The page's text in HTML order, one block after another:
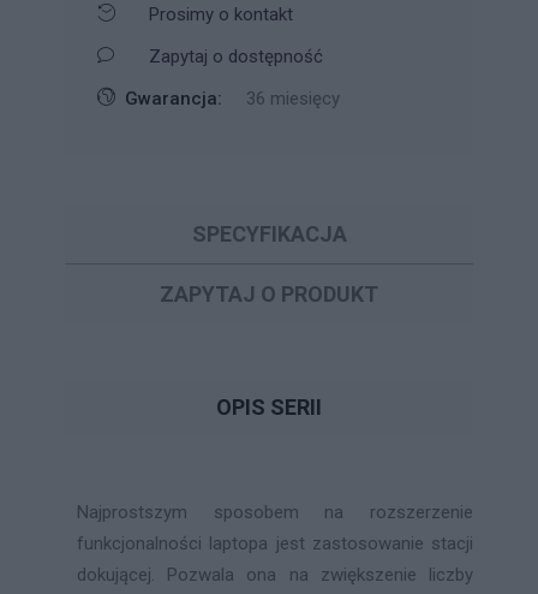
Prosimy o kontakt
Zapytaj o dostępność
Gwarancja:
36 miesięcy
SPECYFIKACJA
ZAPYTAJ O PRODUKT
OPIS SERII
Najprostszym sposobem na rozszerzenie
funkcjonalności laptopa jest zastosowanie stacji
dokującej. Pozwala ona na zwiększenie liczby